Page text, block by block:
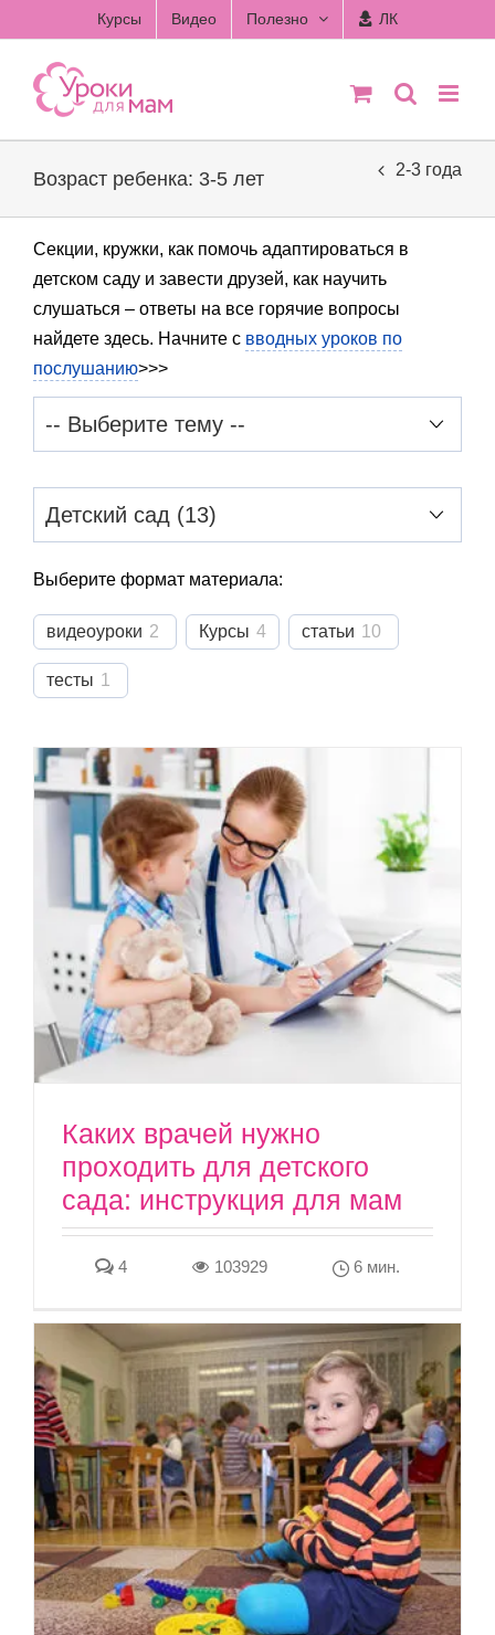
to
content
Курсы Видео Полезно ЛК
Возраст ребенка: 3-5 лет 2-3 года
Секции, кружки, как помочь адаптироваться в
детском саду и завести друзей, как научить
слушаться – ответы на все горячие вопросы
найдете здесь. Начните с вводных уроков по
послушанию>>>
Выберите формат материала:
видеоуроки 2 Курсы 4 статьи 10
тесты 1
Каких врачей нужно
проходить для детского
сада: инструкция для мам
4 103929 6 мин.